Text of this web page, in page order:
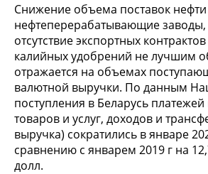
Снижение объема поставок
нефтеперерабатывающие заводы,
отсутствие экспортных
калийных удобрений не лучшим
отражается на объемах
валютной выручки. По данным
поступления в Беларусь платежей
товаров и услуг, доходов и
выручка) сократились в январе
сравнению с январем 2019 г на
долл.